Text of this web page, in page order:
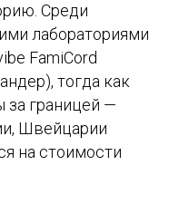
Среди
лабораториями
FamiCord
тогда как
за границей —
Швейцарии
на стоимости